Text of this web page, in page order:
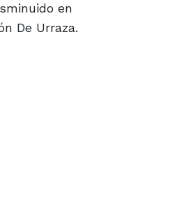
en
De Urraza.